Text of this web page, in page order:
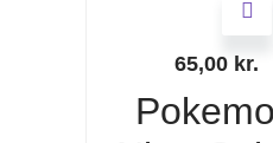
65,00 kr.